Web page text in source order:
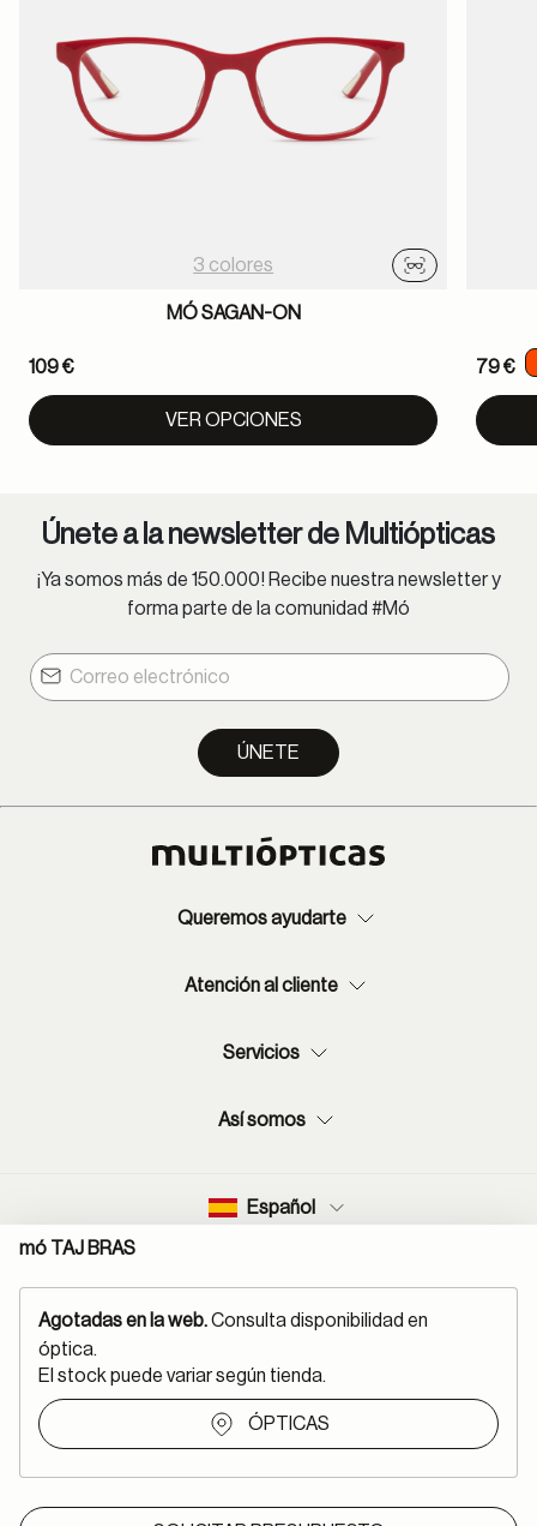
3 colores
Probador
MÓ SAGAN-ON
109 €
VER OPCIONES
79 €
mó TAJ BRAS
Agotadas en la web.Consulta disponibilidad en
óptica.
El stock puede variar según tienda.
ÓPTICAS
Únete a la newsletter de Multiópticas
¡Ya somos más de 150.000! Recibe nuestra newsletter y
forma parte de la comunidad #Mó
ÚNETE
Queremos ayudarte
Atención al cliente
Servicios
Así somos
Español
Mapa del sitio
Aviso legal
Política cookies
Condiciones de compra
Declaración de accesibilidad
Canal denuncias